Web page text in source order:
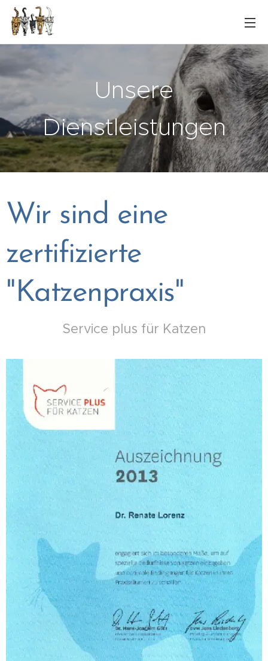
Unsere
Dienstleistungen
Wir sind eine
zertifizierte
"Katzenpraxis"
Service plus für Katzen